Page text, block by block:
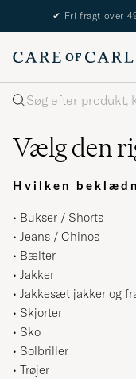
Søg
Vælg den
Hvilken
• Bukser / Shorts
• Jeans / Chinos
• Bælter
• Jakker
• Jakkesæt jakker og
• Skjorter
• Sko
• Solbriller
• Trøjer